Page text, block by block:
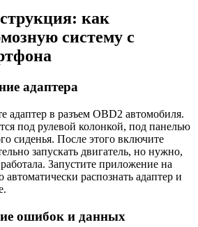
как
систему с
адаптера
адаптер в разъем OBD2 автомобиля.
под рулевой колонкой, под панелью
сиденья. После этого включите
запускать двигатель, но нужно,
Запустите приложение на
распознать адаптер и
ошибок и данных